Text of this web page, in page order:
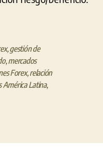
,gestión de
,mercados
Forex,relación
América Latina,